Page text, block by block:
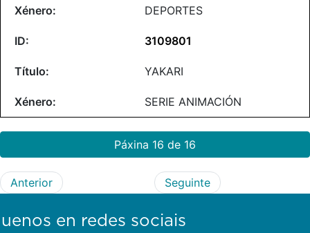
DEPORTES
3109801
YAKARI
SERIE ANIMACIÓN
Páxina 16 de 16
Anterior Seguinte
en redes sociais